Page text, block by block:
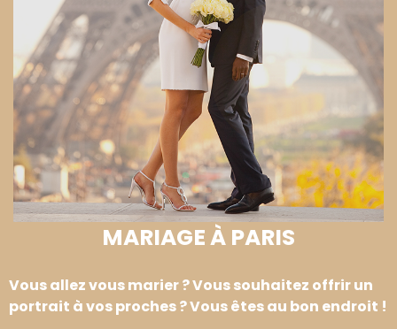
MARIAGE À PARIS
Vous allez vous marier ? Vous souhaitez offrir un
portrait à vos proches ? Vous êtes au bon endroit !